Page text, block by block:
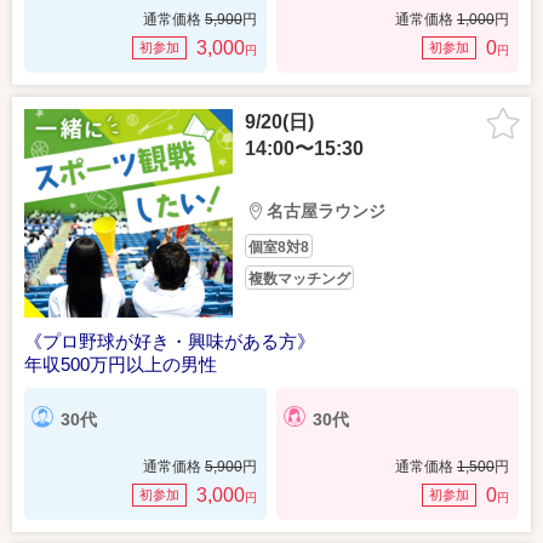
通常価格 5,900円
初参加 3,000円
通常価格 1,000円
初参加 0円
9/20(日)
14:00〜15:30
名古屋ラウンジ
個室8対8
複数マッチング
《プロ野球が好き・興味がある方》
年収500万円以上の男性
30代
通常価格 5,900円
初参加 3,000円
30代
通常価格 1,500円
初参加 0円